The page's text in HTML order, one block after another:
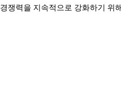
쟁력을 지속적으로 강화하기 위